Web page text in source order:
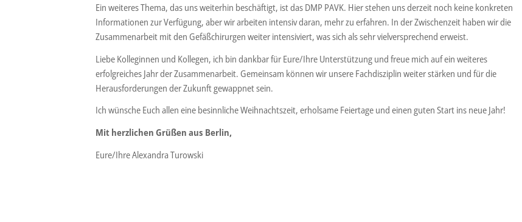
Ein weiteres Thema, das uns weiterhin beschäftigt, ist das DMP PAVK. Hier stehen uns derzeit noch keine konkreten
Informationen zur Verfügung, aber wir arbeiten intensiv daran, mehr zu erfahren. In der Zwischenzeit haben wir die
Zusammenarbeit mit den Gefäßchirurgen weiter intensiviert, was sich als sehr vielversprechend erweist.
Liebe Kolleginnen und Kollegen, ich bin dankbar für Eure/Ihre Unterstützung und freue mich auf ein weiteres
erfolgreiches Jahr der Zusammenarbeit. Gemeinsam können wir unsere Fachdisziplin weiter stärken und für die
Herausforderungen der Zukunft gewappnet sein.
Ich wünsche Euch allen eine besinnliche Weihnachtszeit, erholsame Feiertage und einen guten Start ins neue Jahr!
Mit herzlichen Grüßen aus Berlin,
Eure/Ihre Alexandra Turowski